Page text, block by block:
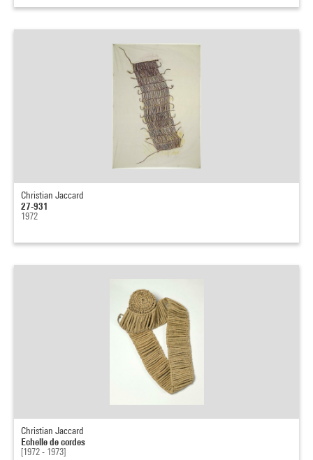
Christian Jaccard
27-931
1972
Christian Jaccard
Echelle de cordes
[1972 - 1973]